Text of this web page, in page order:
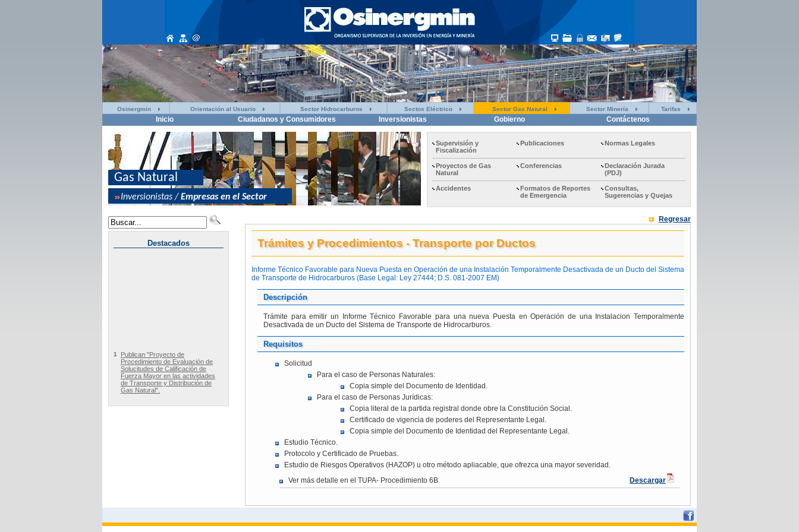
Osinergmin Orientación al Usuario Sector Hidrocarburos Sectos Eléctrico Sector Gas Natural Sector Minería Tarifas
Inicio Ciudadanos y Consumidores Inversionistas Gobierno Contáctenos
Supervisión y
Fiscalización
Publicaciones Normas Legales
Proyectos de Gas
Natural
Conferencias
Declaración Jurada
(PDJ)
Accidentes
Formatos de Reportes
de Emergencia
Consultas,
Sugerencias y Quejas